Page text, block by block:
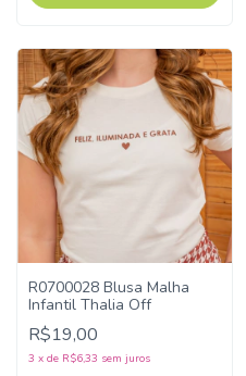
R0700028 Blusa Malha
Infantil Thalia Off
R$19,00
3 x de R$6,33 sem juros